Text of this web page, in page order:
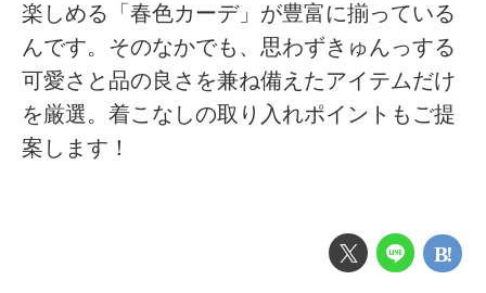
楽しめる「春色カーデ」が豊富に揃っている
んです。そのなかでも、思わずきゅんっする
可愛さと品の良さを兼ね備えたアイテムだけ
を厳選。着こなしの取り入れポイントもご提
案します！